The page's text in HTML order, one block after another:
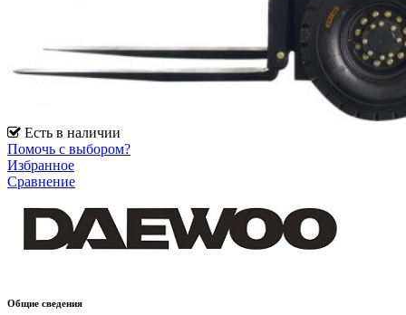
Есть в наличии
Помочь с выбором?
Избранное
Сравнение
Общие сведения